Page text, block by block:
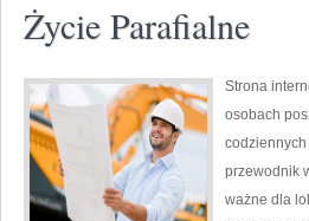
Życie Parafialne
Strona
osobach
codziennych
przewodnik
ważne dla